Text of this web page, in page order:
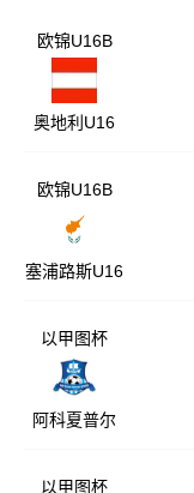
欧锦U16B
奥地利U16
欧锦U16B
塞浦路斯U16
以甲图杯
阿科夏普尔
以甲图杯